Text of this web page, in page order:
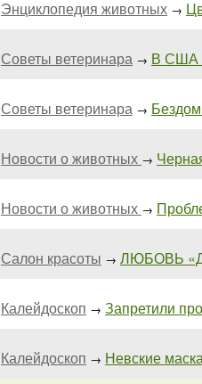
Энциклопедия животных →
Советы ветеринара → В США
Советы ветеринара →
Новости о животных →
Новости о животных →
Салон красоты → ЛЮБОВЬ
Калейдоскоп → Запретили
Калейдоскоп → Невские